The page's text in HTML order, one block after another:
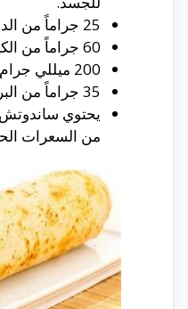
25 جراماً من الدهون.
60 جراماً من الكيبوهيدرات.
200 ميللي جرام من الكوليسترول.
35 جراماً من البروتينات.
من السعرات